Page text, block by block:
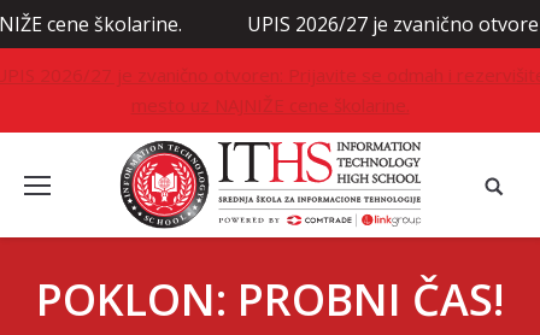
cene školarine. UPIS 2026/27 je zvanično
2026/27 je zvanično otvoren: Prijavite se odmah i
mesto uz NAJNIŽE cene školarine.
POKLON: PROBNI ČAS!